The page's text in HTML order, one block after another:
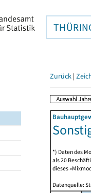
Zurück |
*) Daten des
als 20
dieses
Datenquelle: